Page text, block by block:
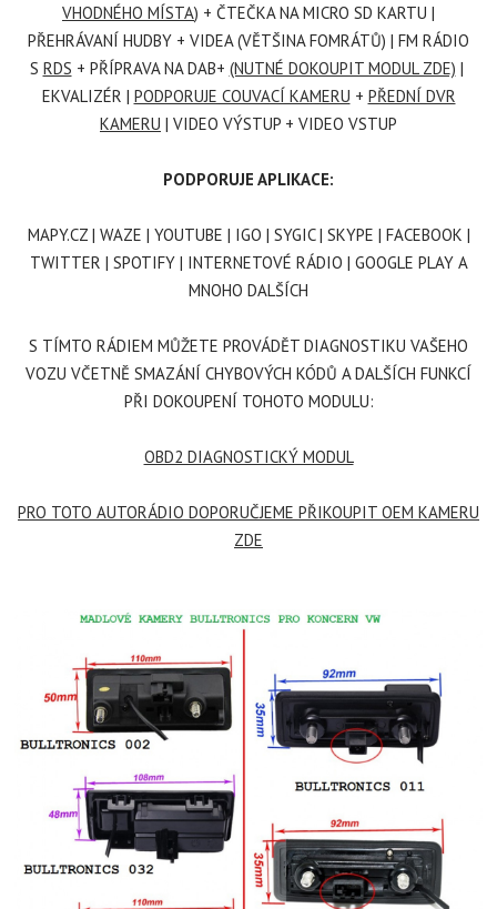
VHODNÉHO MÍSTA) + ČTEČKA NA MICRO SD KARTU |
PŘEHRÁVANÍ HUDBY + VIDEA (VĚTŠINA FOMRÁTŮ) | FM RÁDIO
S RDS + PŘÍPRAVA NA DAB+ (NUTNÉ DOKOUPIT MODUL ZDE) |
EKVALIZÉR | PODPORUJE COUVACÍ KAMERU + PŘEDNÍ DVR
KAMERU | VIDEO VÝSTUP + VIDEO VSTUP
PODPORUJE APLIKACE:
MAPY.CZ | WAZE | YOUTUBE | IGO | SYGIC | SKYPE | FACEBOOK |
TWITTER | SPOTIFY | INTERNETOVÉ RÁDIO | GOOGLE PLAY A
MNOHO DALŠÍCH
S TÍMTO RÁDIEM MŮŽETE PROVÁDĚT DIAGNOSTIKU VAŠEHO
VOZU VČETNĚ SMAZÁNÍ CHYBOVÝCH KÓDŮ A DALŠÍCH FUNKCÍ
PŘI DOKOUPENÍ TOHOTO MODULU:
OBD2 DIAGNOSTICKÝ MODUL
PRO TOTO AUTORÁDIO DOPORUČJEME PŘIKOUPIT OEM KAMERU
ZDE